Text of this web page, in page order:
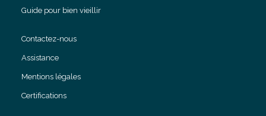
Guide pour bien vieillir
Contactez-nous
Assistance
Mentions légales
Certifications